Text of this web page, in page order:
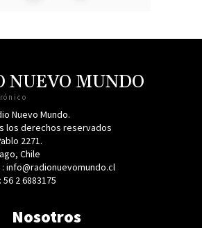
NUEVO MUNDO
Nuevo Mundo.
los derechos reservados
2271.
Chile
: info@radionuevomundo.cl
56 2 6883175
Nosotros